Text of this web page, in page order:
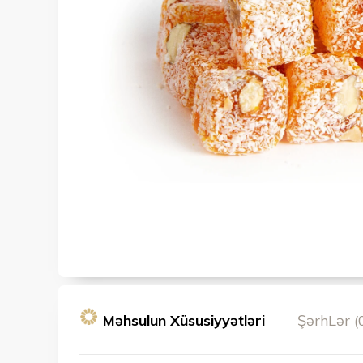
Məhsulun Xüsusiyyətləri ŞərhLər